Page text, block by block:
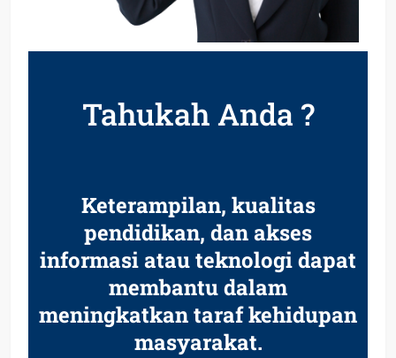
Tahukah Anda ?
Keterampilan, kualitas
pendidikan, dan akses
informasi atau teknologi dapat
membantu dalam
meningkatkan taraf kehidupan
masyarakat.